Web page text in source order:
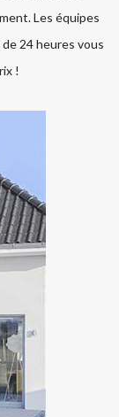
Les équipes
24 heures vous
!